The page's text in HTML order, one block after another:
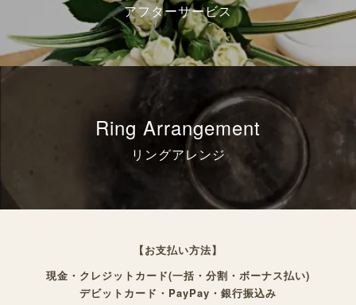
アフターサービス
Ring Arrangement
リングアレンジ
【お支払い方法】
現金・クレジットカード(一括・分割・ボーナス払い)
デビットカード・PayPay・銀行振込み